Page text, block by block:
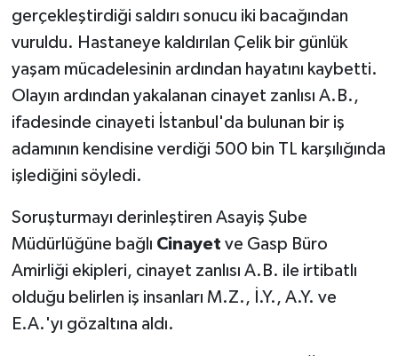
gerçekleştirdiği saldırı sonucu iki bacağından
vuruldu. Hastaneye kaldırılan Çelik bir günlük
yaşam mücadelesinin ardından hayatını kaybetti.
Olayın ardından yakalanan cinayet zanlısı A.B.,
ifadesinde cinayeti İstanbul'da bulunan bir iş
adamının kendisine verdiği 500 bin TL karşılığında
işlediğini söyledi.
Soruşturmayı derinleştiren Asayiş Şube
Müdürlüğüne bağlı Cinayet ve Gasp Büro
Amirliği ekipleri, cinayet zanlısı A.B. ile irtibatlı
olduğu belirlen iş insanları M.Z., İ.Y., A.Y. ve
E.A.'yı gözaltına aldı.